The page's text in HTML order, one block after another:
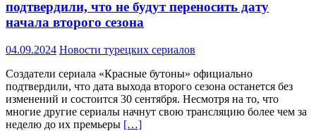
подтвердили, что не будут переносить дату
начала второго сезона
04.09.2024 Новости турецких сериалов
Создатели сериала «Красные бутоны» официально
подтвердили, что дата выхода второго сезона останется без
изменений и состоится 30 сентября. Несмотря на то, что
многие другие сериалы начнут свою трансляцию более чем за
неделю до их премьеры […]